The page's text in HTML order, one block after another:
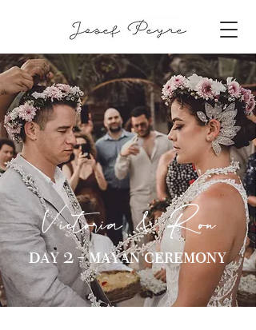
Victoria & Ron
day 2 - mayan ceremony